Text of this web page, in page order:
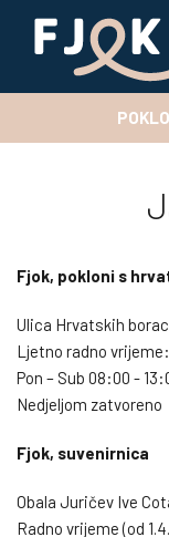
Fjok, pokloni s
Ulica Hrvatskih
Ljetno radno vrijeme:
Pon – Sub 08:00 -
Nedjeljom zatvoreno
Fjok, suvenirnica
Obala Juričev Ive
Radno vrijeme (od 1.4.